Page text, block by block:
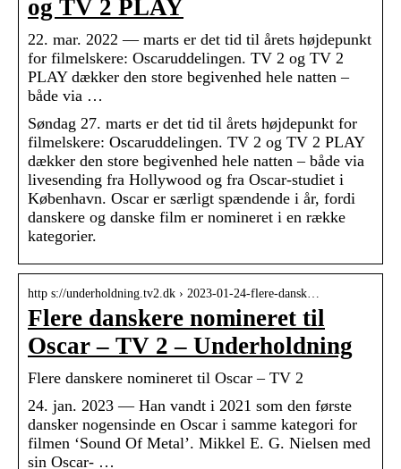
og TV 2 PLAY
22. mar. 2022 — marts er det tid til årets højdepunkt
for filmelskere: Oscaruddelingen. TV 2 og TV 2
PLAY dækker den store begivenhed hele natten –
både via …
Søndag 27. marts er det tid til årets højdepunkt for
filmelskere: Oscaruddelingen. TV 2 og TV 2 PLAY
dækker den store begivenhed hele natten – både via
livesending fra Hollywood og fra Oscar-studiet i
København. Oscar er særligt spændende i år, fordi
danskere og danske film er nomineret i en række
kategorier.
http s://underholdning.tv2.dk › 2023-01-24-flere-dansk…
Flere danskere nomineret til
Oscar – TV 2 – Underholdning
Flere danskere nomineret til Oscar – TV 2
24. jan. 2023 — Han vandt i 2021 som den første
dansker nogensinde en Oscar i samme kategori for
filmen ‘Sound Of Metal’. Mikkel E. G. Nielsen med
sin Oscar- …